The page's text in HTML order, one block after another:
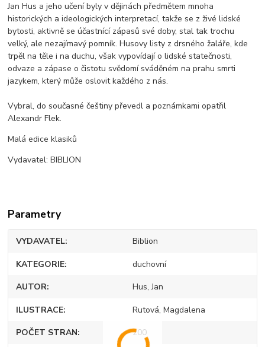
Jan Hus a jeho učení byly v dějinách předmětem mnoha
historických a ideologických interpretací, takže se z živé lidské
bytosti, aktivně se účastnící zápasů své doby, stal tak trochu
velký, ale nezajímavý pomník. Husovy listy z drsného žaláře, kde
trpěl na těle i na duchu, však vypovídají o lidské statečnosti,
odvaze a zápase o čistotu svědomí sváděném na prahu smrti
jazykem, který může oslovit každého z nás.
Vybral, do současné češtiny převedl a poznámkami opatřil
Alexandr Flek.
Malá edice klasiků
Vydavatel: BIBLION
Parametry
VYDAVATEL Biblion
KATEGORIE duchovní
AUTOR Hus, Jan
ILUSTRACE Rutová, Magdalena
POČET STRAN 200